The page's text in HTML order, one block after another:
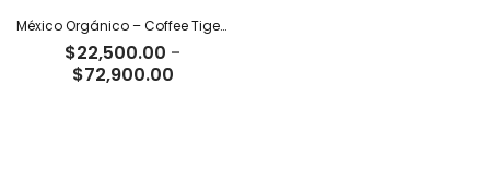
México Orgánico – Coffee Tiger Co
$22,500.00 -
$72,900.00Rango